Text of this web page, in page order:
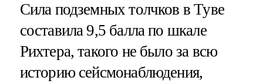
Сила подземных толчков в Туве
составила 9,5 балла по шкале
Рихтера, такого не было за всю
историю сейсмонаблюдения,